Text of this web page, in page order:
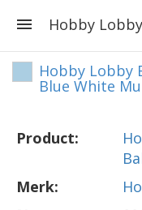
Hobby Lobby
Blue White
Product:
Merk: